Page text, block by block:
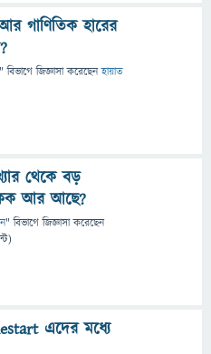
গাণিতিক হারের
" বিভাগে জিজ্ঞাসাকরেছেনহায়াত
থেকে বড়
আর আছে?
" বিভাগে জিজ্ঞাসাকরেছেন
এদের মধ্যে